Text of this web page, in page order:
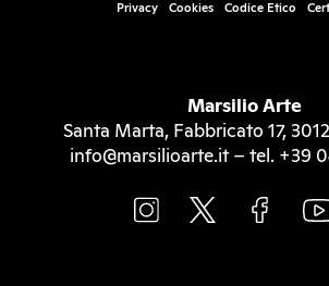
Privacy Cookies Codice Etico
Marsilio Arte
Santa Marta, Fabbricato 17,
info@marsilioarte.it – tel. +39